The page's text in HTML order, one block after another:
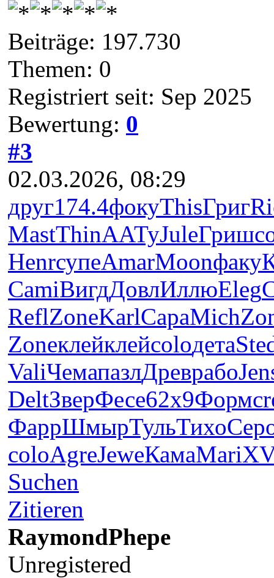
Beiträge: 197.730
Themen: 0
Registriert seit: Sep 2025
Bewertung: 0
#3
02.03.2026, 08:29
друг174.4фокуThisГриг
MastThinААТуJuleГриш
HenrсупеAmarMoonфаку
CamiВигдДовлИллюEleg
ReflZoneKarlСараMich
Zoneклейклейcoloдета
ValiЧемапазлДреврабо
DeltЗверФесе62х9Форм
ФаррШмырТульТихо
coloAgreJeweКамаMari
Suchen
Zitieren
RaymondPhepe
Unregistered